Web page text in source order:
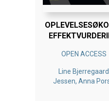
OPEN ACCESS
Line Bjerregaard
Jessen, Anna